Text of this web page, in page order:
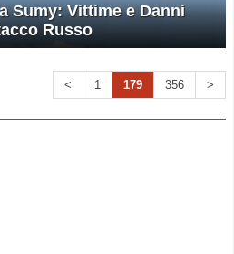
Sumy: Vittime e Danni
Russo
< 1 179 356 >